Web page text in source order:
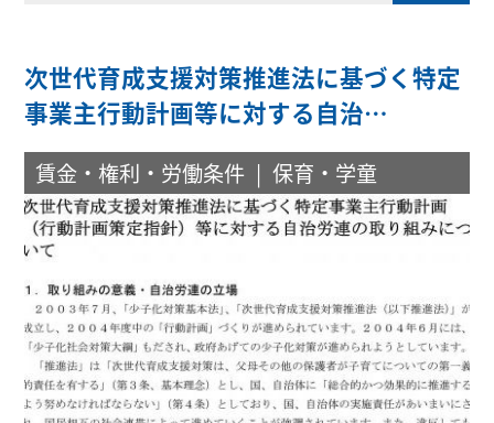
次世代育成支援対策推進法に基づく特定
事業主行動計画等に対する自治…
賃金・権利・労働条件 保育・学童